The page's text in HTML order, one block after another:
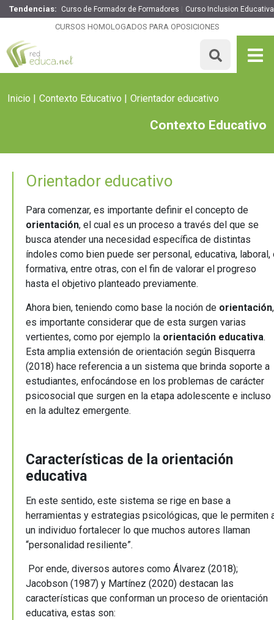
Tendencias: Curso de Formador de Formadores Curso Inclusion Educativa
CURSOS HOMOLOGADOS PARA OPOSICIONES
Inicio Contexto Educativo Orientador educativo
Contexto Educativo
Orientador educativo
Para comenzar, es importante definir el concepto de
orientación, el cual es un proceso a través del que se
busca atender una necesidad específica de distintas
índoles como bien puede ser personal, educativa, laboral,
formativa, entre otras, con el fin de valorar el progreso
hasta el objetivo planteado previamente.
Ahora bien, teniendo como base la noción de orientación,
es importante considerar que de esta surgen varias
vertientes, como por ejemplo la orientación educativa.
Esta amplia extensión de orientación según Bisquerra
(2018) hace referencia a un sistema que brinda soporte a
estudiantes, enfocándose en los problemas de carácter
psicosocial que surgen en la etapa adolescente e incluso
en la adultez emergente.
Características de la orientación
educativa
En este sentido, este sistema se rige en base a
herramientas y estrategias psicológicas, que le permiten
un individuo fortalecer lo que muchos autores llaman
“personalidad resiliente”.
Por ende, diversos autores como Álvarez (2018);
Jacobson (1987) y Martínez (2020) destacan las
características que conforman un proceso de orientación
educativa, estas son: